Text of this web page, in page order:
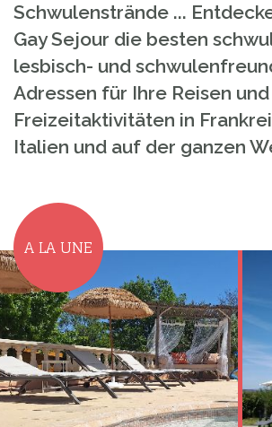
Schwulenstrände ...
Gay Sejour die besten
lesbisch- und
Adressen für Ihre Reisen
Freizeitaktivitäten in
Italien und auf der ganzen
A LA UNE